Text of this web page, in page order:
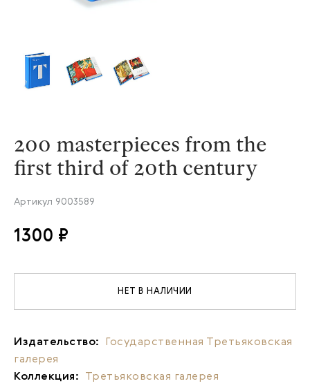
200 masterpieces from the
first third of 20th century
Артикул 9003589
1300 ₽
НЕТ В НАЛИЧИИ
Издательство: Государственная Третьяковская
галерея
Коллекция: Третьяковская галерея